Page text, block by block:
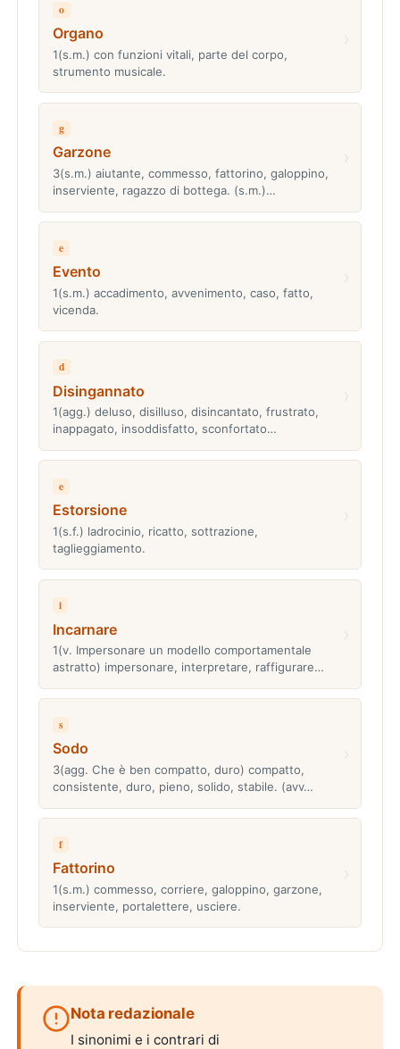
o
Organo
1(s.m.) con funzioni vitali, parte del corpo,
strumento musicale.
g
Garzone
3(s.m.) aiutante, commesso, fattorino, galoppino,
inserviente, ragazzo di bottega. (s.m.)…
e
Evento
1(s.m.) accadimento, avvenimento, caso, fatto,
vicenda.
d
Disingannato
1(agg.) deluso, disilluso, disincantato, frustrato,
inappagato, insoddisfatto, sconfortato…
e
Estorsione
1(s.f.) ladrocinio, ricatto, sottrazione,
taglieggiamento.
i
Incarnare
1(v. Impersonare un modello comportamentale
astratto) impersonare, interpretare, raffigurare…
s
Sodo
3(agg. Che è ben compatto, duro) compatto,
consistente, duro, pieno, solido, stabile. (avv…
f
Fattorino
1(s.m.) commesso, corriere, galoppino, garzone,
inserviente, portalettere, usciere.
Nota redazionale
I sinonimi e i contrari di